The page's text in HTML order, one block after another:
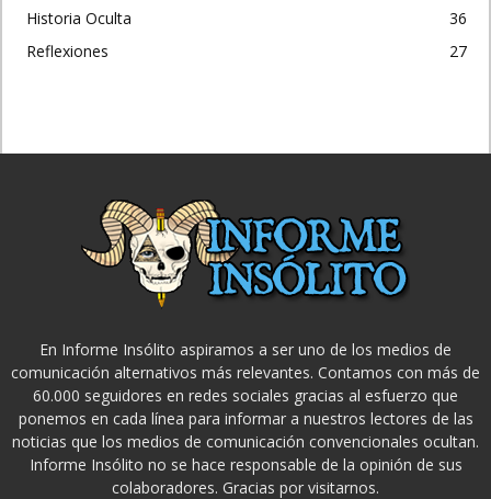
Historia Oculta
36
Reflexiones
27
En Informe Insólito aspiramos a ser uno de los medios de
comunicación alternativos más relevantes. Contamos con más de
60.000 seguidores en redes sociales gracias al esfuerzo que
ponemos en cada línea para informar a nuestros lectores de las
noticias que los medios de comunicación convencionales ocultan.
Informe Insólito no se hace responsable de la opinión de sus
colaboradores. Gracias por visitarnos.